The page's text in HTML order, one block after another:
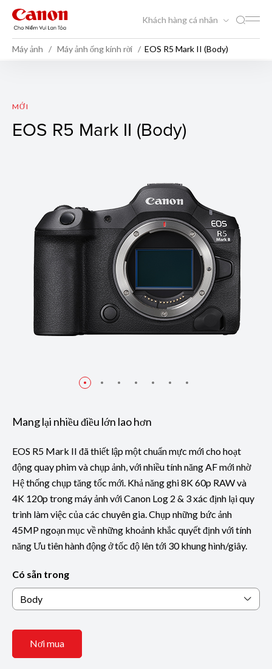
Khách hàng cá nhân
Máy ảnh Máy ảnh ống kính rời EOS R5 Mark II (Body)
EOS R5 Mark II (Body)
MỚI
EOS R5 Mark II (Body)
Mang lại nhiều điều lớn lao hơn
EOS R5 Mark II đã thiết lập một chuẩn mực mới cho hoạt
động quay phim và chụp ảnh, với nhiều tính năng AF mới nhờ
Hệ thống chụp tăng tốc mới. Khả năng ghi 8K 60p RAW và
4K 120p trong máy ảnh với Canon Log 2 & 3 xác định lại quy
trình làm việc của các chuyên gia. Chụp những bức ảnh
45MP ngoạn mục về những khoảnh khắc quyết định với tính
năng Ưu tiên hành động ở tốc độ lên tới 30 khung hình/giây.
Có sẵn trong
Body
Nơi mua